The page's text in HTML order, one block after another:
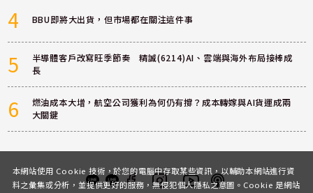
4 BBU即將大出貨，但市場都在關注這件事
5
半導體客戶改寫旺季節奏 精誠(6214)AI、雲端與海外布局接棒成
長
6
燃油成本大增，航空公司獲利為何仍有撐？成本轉嫁與AI貨運成兩
大關鍵
本網站使用 Cookie 技術，於您的電腦中存取某些資訊，以輔助本網站進行資
料之彙集或分析，並提供更好的服務，無侵犯個人隱私之意圖。Cookie 是網站